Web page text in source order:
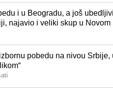
i u Beogradu, a još
najavio i veliki skup u
pobedu na nivou Srbije,